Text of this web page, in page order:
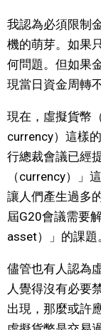
我認為必須限制
機的萌芽。如果
何問題。但如果
現當日資金周轉
現在，虛擬貨幣
currency）這樣
行總裁會議已經
（currency）」
讓人們產生過多
屆G20會議需要
asset）」的課題
儘管也有人認為
人覺得沒有必要
出現，那麼或許